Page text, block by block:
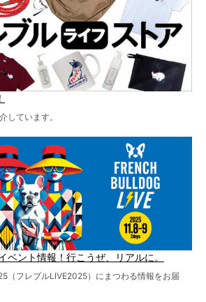
しています。
ベント情報！行こうぜ、リアルに。
（フレブルLIVE2025）にまつわる情報をお届